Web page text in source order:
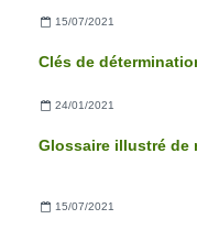
15/07/2021
24/01/2021
15/07/2021